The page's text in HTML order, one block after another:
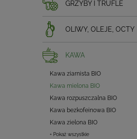
GRZYBY I TRUFLE
OLIWY, OLEJE, OCTY
KAWA
Kawa ziarnista BIO
Kawa mielona BIO
Kawa rozpuszczalna BIO
Kawa bezkofeinowa BIO
Kawa zielona BIO
+ Pokaż wszystkie